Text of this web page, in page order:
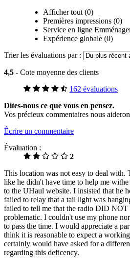
Afficher tout (0)
Premières impressions (0)
Service en ligne
Expérience globale (0)
Trier les évaluations par :
4,5 - Cote moyenne des clients
162 évaluations
Dites-nous ce que vous en pensez.
Vos précieux commentaires nous
Écrire un commentaire
Évaluation :
2
This location was not easy to deal with.
like he didn't have time to help me
to the UHaul website. I insisted that he
failed to relay that a tail light was
failed to tell me that the radio DID
problematic. I couldn't use my phone
to pass the time. I would appreciate a
think it is reasonable to expect a
certainly would have asked for a
regarding this deficency.